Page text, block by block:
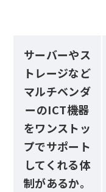
サーバーやス
トレージなど
マルチベンダ
ーのICT機器
をワンストッ
プでサポート
してくれる体
制があるか。